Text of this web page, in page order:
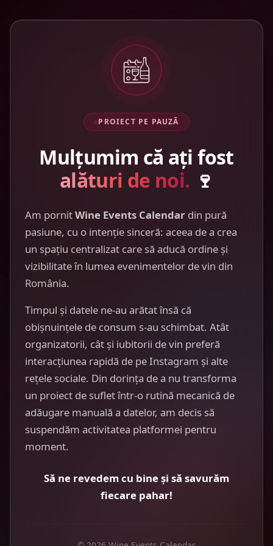
PROIECT PE PAUZĂ
Mulțumim că ați fost
alături de noi. 🍷
Am pornitWine Events Calendar din pură
pasiune, cu o intenție sinceră: aceea de a crea
un spațiu centralizat care să aducă ordine și
vizibilitate în lumea evenimentelor de vin din
România.
Timpul și datele ne-au arătat însă că
obișnuințele de consum s-au schimbat. Atât
organizatorii, cât și iubitorii de vin preferă
interacțiunea rapidă de pe Instagram și alte
rețele sociale. Din dorința de a nu transforma
un proiect de suflet într-o rutină mecanică de
adăugare manuală a datelor, am decis să
suspendăm activitatea platformei pentru
moment.
Să ne revedem cu bine și să savurăm
fiecare pahar!